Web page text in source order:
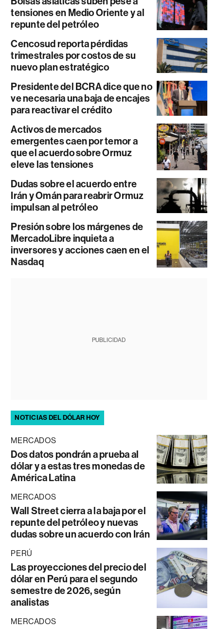
tensiones en Medio Oriente y al
repunte del petróleo
Cencosud reporta pérdidas
trimestrales por costos de su
nuevo plan estratégico
Presidente del BCRA dice que no
ve necesaria una baja de encajes
para reactivar el crédito
Activos de mercados
emergentes caen por temor a
que el acuerdo sobre Ormuz
eleve las tensiones
Dudas sobre el acuerdo entre
Irán y Omán para reabrir Ormuz
impulsan al petróleo
Presión sobre los márgenes de
MercadoLibre inquieta a
inversores y acciones caen en el
Nasdaq
PUBLICIDAD
NOTICIAS DEL DÓLAR HOY
MERCADOS
Dos datos pondrán a prueba al
dólar y a estas tres monedas de
América Latina
MERCADOS
Wall Street cierra a la baja por el
repunte del petróleo y nuevas
dudas sobre un acuerdo con Irán
PERÚ
Las proyecciones del precio del
dólar en Perú para el segundo
semestre de 2026, según
analistas
MERCADOS